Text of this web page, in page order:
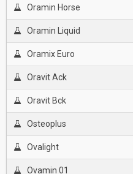
Oramin Horse
Oramin Liquid
Oramix Euro
Oravit Ack
Oravit Bck
Osteoplus
Ovalight
Ovamin 01